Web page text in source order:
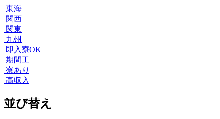
東海
関西
関東
九州
即入寮OK
期間工
寮あり
高収入
並び替え